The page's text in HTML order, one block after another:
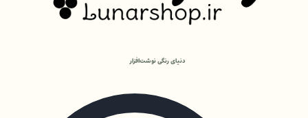
دنیای رنگی نوشت‌افزار